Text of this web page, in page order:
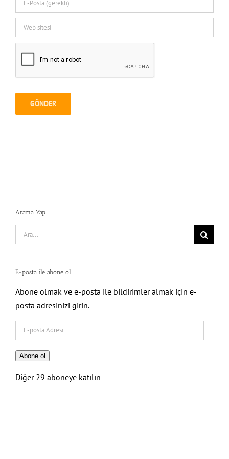
Arama Yap
Search
for:
E-posta ile abone ol
Abone olmak ve e-posta ile bildirimler almak için e-
posta adresinizi girin.
posta
Adresi
Abone ol
Diğer 29 aboneye katılın